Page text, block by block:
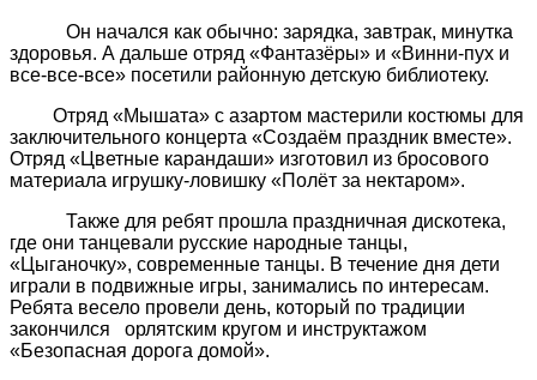
Он начался как обычно: зарядка, завтрак, минутка
здоровья. А дальше отряд «Фантазёры» и «Винни-пух и
все-все-все» посетили районную детскую библиотеку.
Отряд «Мышата» с азартом мастерили костюмы для
заключительного концерта «Создаём праздник вместе».
Отряд «Цветные карандаши» изготовил из бросового
материала игрушку-ловишку «Полёт за нектаром».
Также для ребят прошла праздничная дискотека,
где они танцевали русские народные танцы,
«Цыганочку», современные танцы. В течение дня дети
играли в подвижные игры, занимались по интересам.
Ребята весело провели день, который по традиции
закончился орлятским кругом и инструктажом
«Безопасная дорога домой».